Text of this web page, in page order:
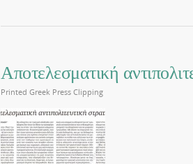
Αποτελεσματική
Printed Greek Press Clipping